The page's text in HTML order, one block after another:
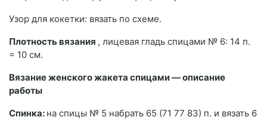
Узор для кокетки: вязать по схеме.
Плотность вязания , лицевая гладь спицами № 6: 14 п.
= 10 см.
Вязание женского жакета спицами — описание
работы
Спинка: на спицы № 5 набрать 65 (71 77 83) п. и вязать 6